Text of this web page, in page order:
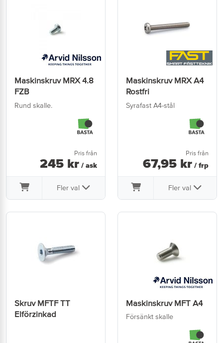
Maskinskruv MRX 4.8
FZB
Rund skalle.
Pris från
245 kr / ask
Fler val
Maskinskruv MRX A4
Rostfri
Syrafast A4-stål
Pris från
67,95 kr / frp
Fler val
Skruv MFTF TT
Elförzinkad
Maskinskruv MFT A4
Försänkt skalle